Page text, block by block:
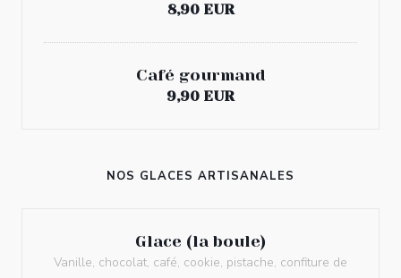
8,90 EUR
Café gourmand
9,90 EUR
NOS GLACES ARTISANALES
Glace (la boule)
Vanille, chocolat, café, cookie, pistache, confiture de